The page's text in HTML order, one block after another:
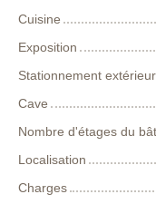
Cuisine
Exposition
Stationnement extérieur
Cave
Nombre d'étages du
Localisation
Charges